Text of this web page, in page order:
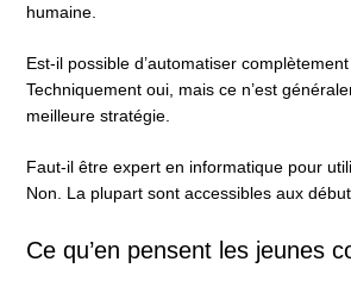
humaine.
Est-il possible d’automatiser
Techniquement oui, mais ce n’est
meilleure stratégie.
Faut-il être expert en informatique pour
Non. La plupart sont accessibles aux
Ce qu’en pensent les jeunes